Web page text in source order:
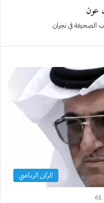
عون
الصحيفة في نجران
الركن الرياضي
61